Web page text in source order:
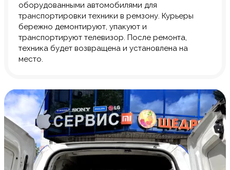
оборудованными автомобилями для
транспортировки техники в ремзону. Курьеры
бережно демонтируют, упакуют и
транспортируют телевизор. После ремонта,
техника будет возвращена и установлена на
место.